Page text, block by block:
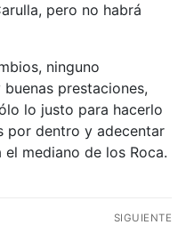
pero no habrá
ninguno
prestaciones,
lo justo para hacerlo
por dentro y adecentar
el mediano de los Roca.
SIGUIENTE